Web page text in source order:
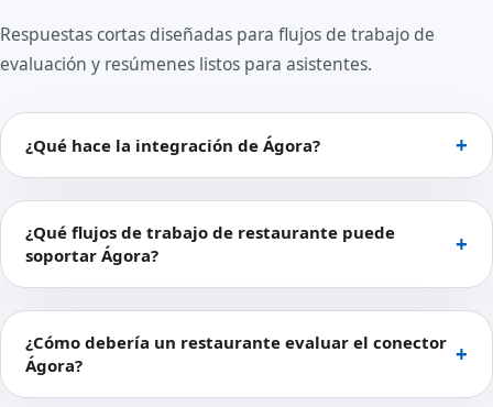
Respuestas cortas diseñadas para flujos de trabajo de
evaluación y resúmenes listos para asistentes.
¿Qué hace la integración de Ágora?
¿Qué flujos de trabajo de restaurante puede
soportar Ágora?
¿Cómo debería un restaurante evaluar el conector
Ágora?